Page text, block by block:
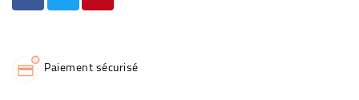
Paiement sécurisé